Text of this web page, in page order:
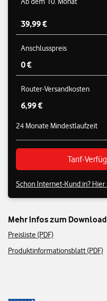
39,99 €
Anschlusspreis
0 €
Router-Versandkosten
6,99 €
24 Monate Mindestlaufzeit
Tarif-
Schon Internet-Kund:in?
Mehr Infos zum
Preisliste (PDF)
Produktinformationsblatt (PDF)